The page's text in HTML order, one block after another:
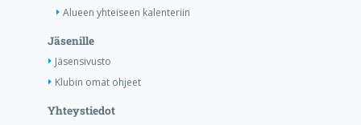
Alueen yhteiseen kalenteriin
Jäsenille
Jäsensivusto
Klubin omat ohjeet
Yhteystiedot